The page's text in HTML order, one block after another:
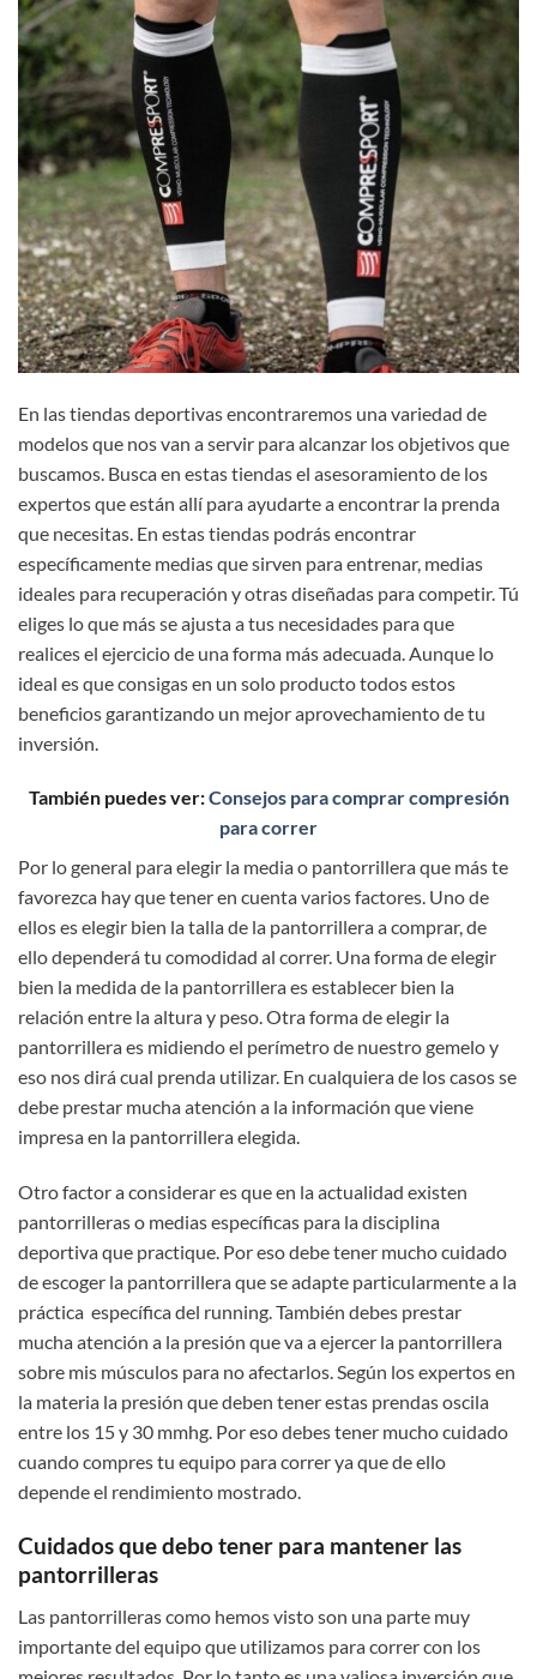
En las tiendas deportivas encontraremos una variedad de
modelos que nos van a servir para alcanzar los objetivos que
buscamos. Busca en estas tiendas el asesoramiento de los
expertos que están allí para ayudarte a encontrar la prenda
que necesitas. En estas tiendas podrás encontrar
específicamente medias que sirven para entrenar, medias
ideales para recuperación y otras diseñadas para competir. Tú
eliges lo que más se ajusta a tus necesidades para que
realices el ejercicio de una forma más adecuada. Aunque lo
ideal es que consigas en un solo producto todos estos
beneficios garantizando un mejor aprovechamiento de tu
inversión.
También puedes ver:Consejos para comprar compresión
para correr
Por lo general para elegir la media o pantorrillera que más te
favorezca hay que tener en cuenta varios factores. Uno de
ellos es elegir bien la talla de la pantorrillera a comprar, de
ello dependerá tu comodidad al correr. Una forma de elegir
bien la medida de la pantorrillera es establecer bien la
relación entre la altura y peso. Otra forma de elegir la
pantorrillera es midiendo el perímetro de nuestro gemelo y
eso nos dirá cual prenda utilizar. En cualquiera de los casos se
debe prestar mucha atención a la información que viene
impresa en la pantorrillera elegida.
Otro factor a considerar es que en la actualidad existen
pantorrilleras o medias específicas para la disciplina
deportiva que practique. Por eso debe tener mucho cuidado
de escoger la pantorrillera que se adapte particularmente a la
práctica específica del running. También debes prestar
mucha atención a la presión que va a ejercer la pantorrillera
sobre mis músculos para no afectarlos. Según los expertos en
la materia la presión que deben tener estas prendas oscila
entre los 15 y 30 mmhg. Por eso debes tener mucho cuidado
cuando compres tu equipo para correr ya que de ello
depende el rendimiento mostrado.
Cuidados que debo tener para mantener las
pantorrilleras
Las pantorrilleras como hemos visto son una parte muy
importante del equipo que utilizamos para correr con los